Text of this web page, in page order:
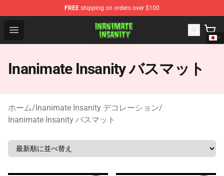
FREE shipping on orders over $100
Open menu
Inanimate Insanity Store - Official Inanimate Insanity
Inanimate Insanity バスマット
ホーム/Inanimate Insanity デコレーション/
Inanimate Insanity バスマット